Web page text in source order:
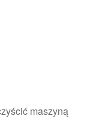
maszyną